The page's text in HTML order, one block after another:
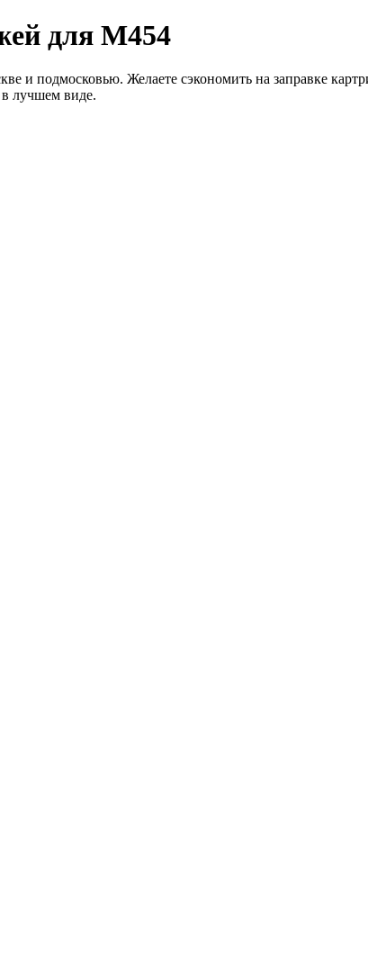
для M454
и подмосковью. Желаете сэкономить на заправке
в лучшем виде.